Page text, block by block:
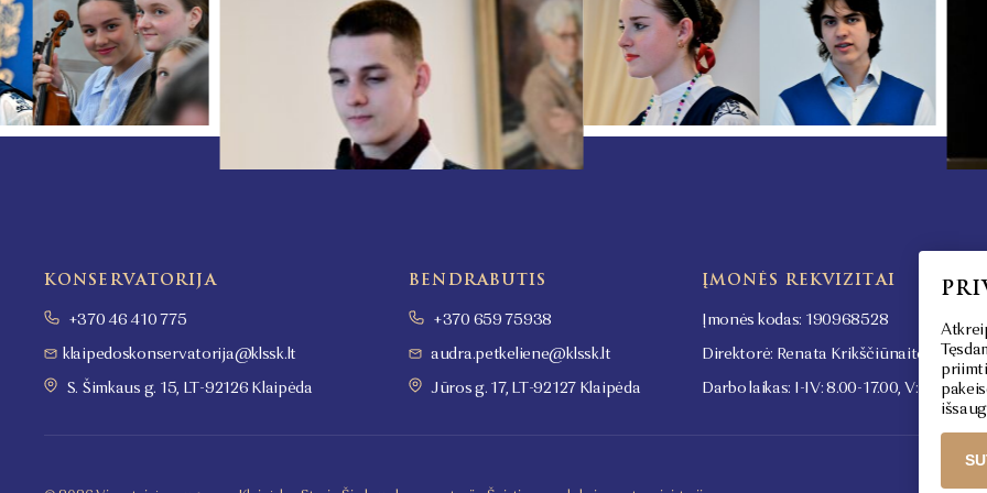
KONSERVATORIJA
+370 46 410 775
klaipedoskonservatorija@klssk.lt
S. Šimkaus g. 15, LT-92126 Klaipėda
BENDRABUTIS
+370 659 75938
audra.petkeliene@klssk.lt
Jūros g. 17, LT-92127 Klaipėda
ĮMONĖS REKVIZITAI
Įmonės kodas: 190968528
Direktorė: Renata Krikščiūnaitė-
Darbo laikas: I-IV: 8.00-17.00, V: 8.00-
priimti